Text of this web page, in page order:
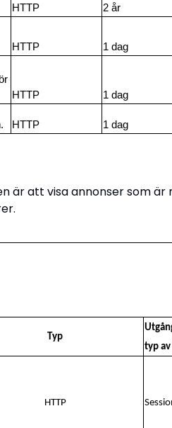
HTTP
2 år
HTTP 1 dag
HTTP 1 dag
HTTP 1 dag
är att visa annonser som
Typ
typ av
HTTP